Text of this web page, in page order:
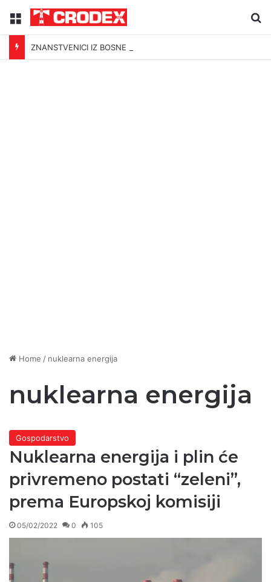
Menu
ZNANSTVENICI IZ BOSNE OTKRILI NACIZAM U – BOSNI!
Home / nuklearna energija
nuklearna energija
Gospodarstvo
Nuklearna energija i plin će
privremeno postati “zeleni”,
prema Europskoj komisiji
05/02/2022 0 105